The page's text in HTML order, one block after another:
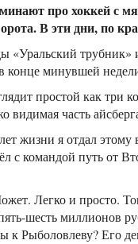
про хоккей с
В эти дни, по
«Уральский
в конце минувшей
простой как три
видимая часть
жизни я отдал
с командой путь от
Легко и просто.
шесть миллионов
Рыболовлеву? Его